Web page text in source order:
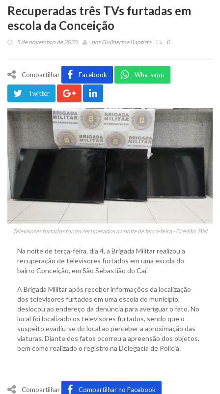
Recuperadas três TVs furtadas em
escola da Conceição
5 de novembro de 2025 porGuilherme Baptista 0
Compartilhar Facebook Whatsapp
Twitter
Televisores furtados foram recuperados na noite de terça-feira - Crédito: BM
Na noite de terça-feira, dia 4, a Brigada Militar realizou a
recuperação de televisores furtados em uma escola do
bairro Conceição, em São Sebastião do Caí.
A Brigada Militar após receber informações da localização
dos televisores furtados em uma escola do município,
deslocou ao endereço da denúncia para averiguar o fato. No
local foi localizado os televisores furtados, sendo que o
suspeito evadiu-se do local ao perceber a aproximação das
viaturas. Diante dos fatos ocorreu a apreensão dos objetos,
bem como realizado o registro na Delegacia de Polícia.
Compartilhar Compartilhar no Facebook